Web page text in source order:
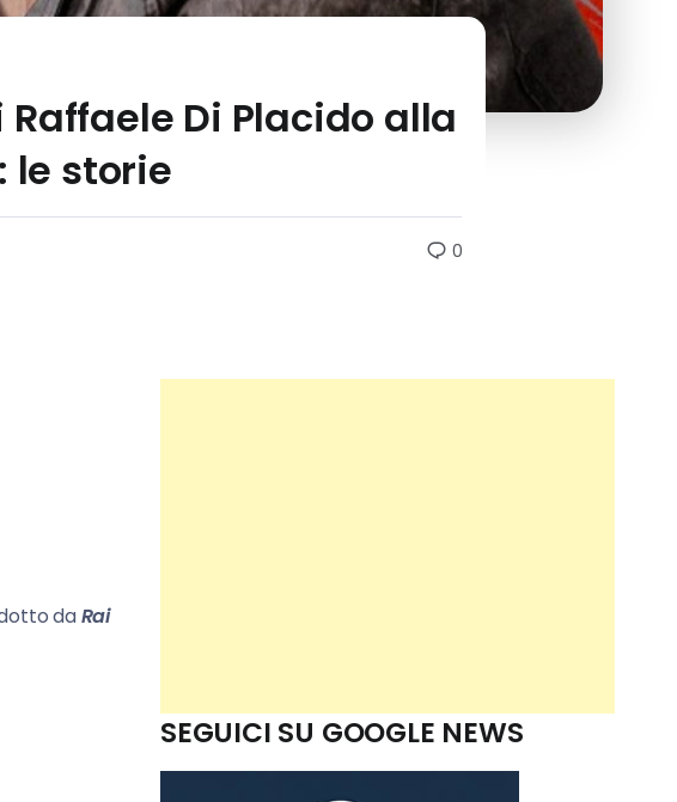
Di Placido alla
le storie
0
daRai
SEGUICI SU GOOGLE NEWS